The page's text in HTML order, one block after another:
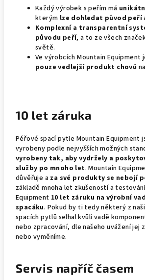
Každý výrobek s peřím má
kterým lze dohledat původ peří
Komplexní a transparentní
původu peří, a to ze všech
světě.
Ve výrobcích Mountain Equipment
pouze vedlejší produkt chovů
10 let záruka
Péřové spací pytle Mountain Equipment
vyrobeny podle nejvyšších možných
vyrobeny tak, aby vydržely a
služby po mnoho let. Mountain
důvěřuje a za své produkty se nebojí
základě mnoha let zkušeností a
Equipment 10 let záruku na výrobní
spacáku. Pokud by ti tedy některý z
spacích pytlů selhal kvůli vadě
nebo zpracování, dle našeho uvážení jej
nebo vyměníme.
Servis napříč časem